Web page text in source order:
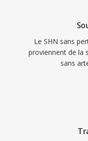
Le SHN sans
proviennent de la
sans